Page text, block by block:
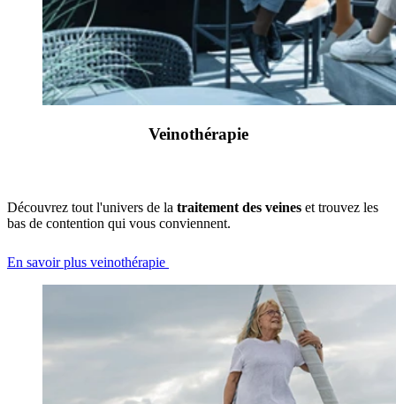
Veinothérapie
Découvrez tout l'univers de la traitement des veines et trouvez les
bas de contention qui vous conviennent.
En savoir plus veinothérapie